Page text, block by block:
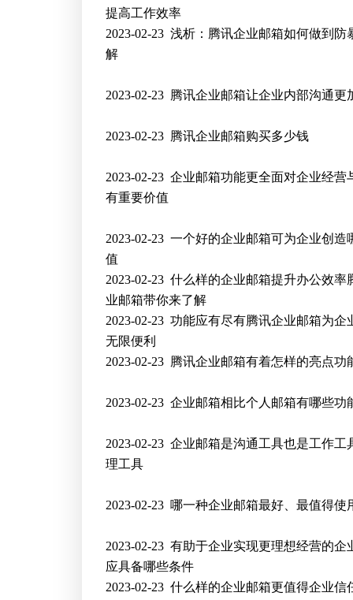
提高工作效率
2023-02-23浅析：腾讯企业邮箱如何做到防
解
2023-02-23 腾讯企业邮箱让企业内部沟通更
2023-02-23 腾讯企业邮箱购买多少钱
2023-02-23企业邮箱功能更全面对企业经营
有重要价值
2023-02-23一个好的企业邮箱可为企业创造
值
2023-02-23什么样的企业邮箱提升办公效率
业邮箱带你来了解
2023-02-23功能应有尽有腾讯企业邮箱为企
无限便利
2023-02-23 腾讯企业邮箱有着怎样的亮点功
2023-02-23企业邮箱相比个人邮箱有哪些功
2023-02-23企业邮箱是沟通工具也是工作工
理工具
2023-02-23 哪一种企业邮箱最好、最值得使
2023-02-23有助于企业实现更理想经营的企
应具备哪些条件
2023-02-23什么样的企业邮箱更值得企业信